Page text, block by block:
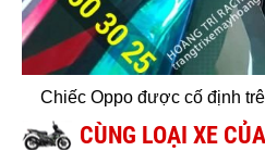
Chiếc Oppo được cố định
CÙNG LOẠI XE